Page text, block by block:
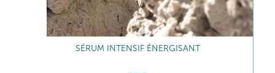
SÉRUM INTENSIF ÉNERGISANT